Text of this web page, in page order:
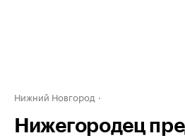
Нижний Новгород
Нижегородец